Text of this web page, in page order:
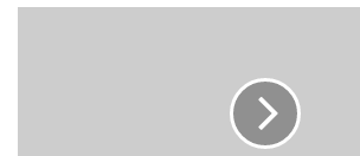
tương tự của dòng iPhone 12.
Dựa trên những dự đoán và phân tích